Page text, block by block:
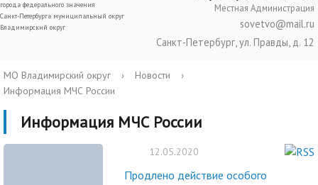
города федерального значения
Санкт-Петербурга муниципальный округ
Владимирский округ
Местная Администрация
sovetvo@mail.ru
Санкт-Петербург, ул. Правды, д. 12
МО Владимирский округ › Новости
›
Информация МЧС России
Информация МЧС России
12.05.2020
Продлено действие особого